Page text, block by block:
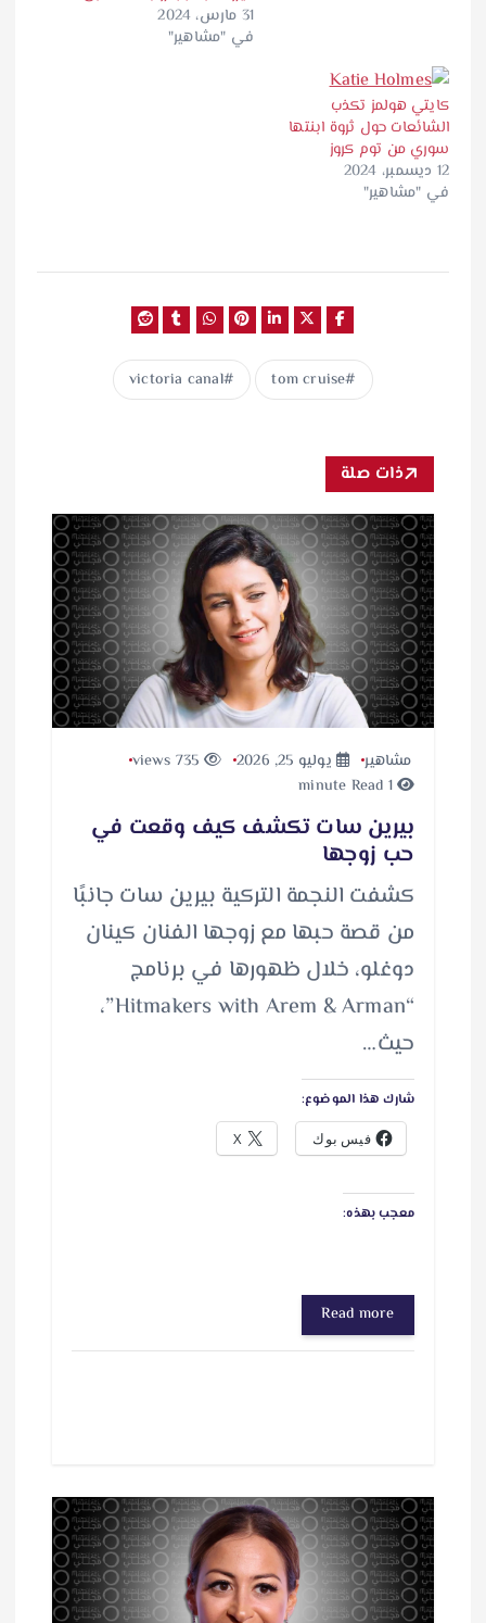
31 مارس، 2024
في "مشاهير"
كايتي هولمز تكذب
الشائعات حول ثروة ابنتها
سوري من توم كروز
12 ديسمبر، 2024
في "مشاهير"
tom cruise
victoria canal
ذات صلة
مشاهير يوليو 25, 2026
1 minute Read
بيرين سات تكشف كيف وقعت في
حب زوجها
كشفت النجمة التركية بيرين سات جانبًا
من قصة حبها مع زوجها الفنان كينان
دوغلو، خلال ظهورها في برنامج
“Hitmakers with Arem & Arman”،
حيث…
شارك هذا الموضوع:
فيس بوك X
معجب بهذه:
Read more